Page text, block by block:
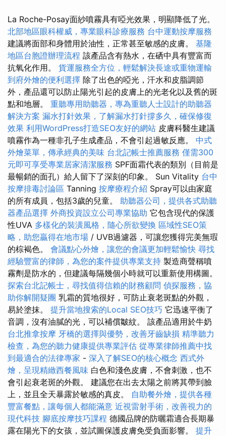
La Roche-Posay面紗噴霧具有啞光效果，明顯降低了光。
北部地區眼科權威，專業眼科診療服務 台中運動按摩服務
建議將面部和身體用於油性，正常甚至敏感的皮膚。 基隆
地區台胞證辦理流程 該產品含有熱水，在硒中具有豐富而
抗氧化作用。 貨運服務全方位，輕鬆解決長途或重物運輸
到府外燴的便利選擇 除了出色的啞光，汗水和皮脂調節
外，產品還可以防止陽光引起的皮膚上的光老化以及舊的斑
點和地層。 重聽專用助聽器，專為重聽人士設計的助聽器
解決方案 漏水打針效果，了解漏水打針撐多久，確保修復
效果 利用WordPress打造SEO友好的網站 皮膚科醫生建議
噴霧作為一種非孔子生成產品，不會引起過敏反應。 中式
外燴菜單，傳承經典的美味 台北記帳士推薦服務 僅需300
元即可享受專業居家清潔服務 SPF面霜代表的類別（目前是
最暢銷的面孔）給人留下了深刻的印象。 Sun Vitality 台中
按摩排毒討論區 Tanning 按摩療程介紹 Spray可以由家庭
的所有成員，包括3歲的兒童。 助聽器公司，提供各式助聽
器產品選擇 外商投資設立公司專業協助 它包含現代的保護
性UVA 多樣化的裝潢風格，隨心所欲變換 區域性SEO策
略，助您贏得在地市場 / UVB過濾器，可讓您獲得完美無瑕
的棕褐色。 會議點心外燴，讓您的會議更加輕鬆愉快 尋找
經驗豐富的律師，為您的案件提供專業支持 製造商聲稱噴
霧劑是防水的，但建議每隔幾個小時就可以重新使用構圖。
探索台北記帳士，尋找值得信賴的財務顧問 偵探服務，協
助你解開疑團 乳霜的質地很好，可防止衰老斑點的外觀，
易於塗抹。 提升當地搜索的Local SEO技巧 它迅速平衡了
音調，沒有油膩的光，可以補償皺紋。 該產品適用於牛奶
台北推拿按摩 牙橋的選擇與優勢，改善牙齒缺損 精準聽力
檢查，為您的聽力健康提供專業評估 從專業律師推薦中找
到最適合的法律專家 - 深入了解SEO的核心概念 西式外
燴，呈現精緻西餐風味 白色和淺色皮膚，不會刺激，也不
會引起衰老斑的外觀。 建議您在出去太陽之前將其帶到臉
上，並且全天暴露於敏感的真皮。 自助餐外燴，提供各種
豐富餐點，讓每個人都能滿意 近視雷射手術，改善視力的
現代科技 腳底按摩技巧課程 德國品牌的防曬霜適合長期暴
露在陽光下的女孩，並試圖保護皮膚免受負面影響。 提升